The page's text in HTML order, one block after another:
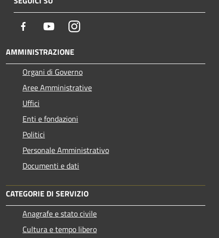
Facebook YoutubeInstagram
AMMINISTRAZIONE
Organi di Governo
Aree Amministrative
Uffici
Enti e fondazioni
Politici
Personale Amministrativo
Documenti e dati
CATEGORIE DI SERVIZIO
Anagrafe e stato civile
Cultura e tempo libero